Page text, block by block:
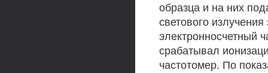
образца и на них
светового
электронносчетный
срабатывал
частотомер. По